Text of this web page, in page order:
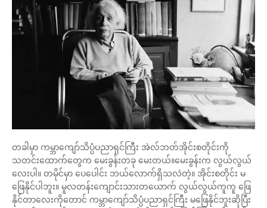
တခါမှာ ကမ္ဘာကျော်သိပ္ပံပညာရှင်ကြီး အဲလ်ဘတ်အိုင်းစတိုင်းကို
သတင်းထောက်တွေက မေးခွန်းတခု မေးတယ်။မေးခွန်းက လွယ်လွယ်
လေးပါ။ တမိုင်မှာ ပေပေါင်း ဘယ်လောက်ရှိသလဲတဲ့။ အိုင်းစတိုင်း မ
ဖြေနိုင်ပါဘူး။ မူလတန်းကျောင်းသားတယောက် လွယ်လွယ်ကူကူ ဖြေ
နိုင်တာလေးကိုတောင် ကမ္ဘာကျော်သိပ္ပံပညာရှင်ကြီး မဖြေနိုင်ဘူးဆိုပြီး